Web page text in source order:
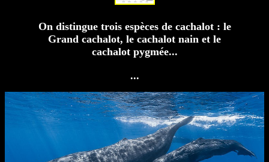
On distingue trois espèces de cachalot : le
Grand cachalot, le cachalot nain et le
cachalot pygmée...
...